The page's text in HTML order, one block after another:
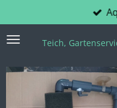
Hauptinhalt
springenTeich,